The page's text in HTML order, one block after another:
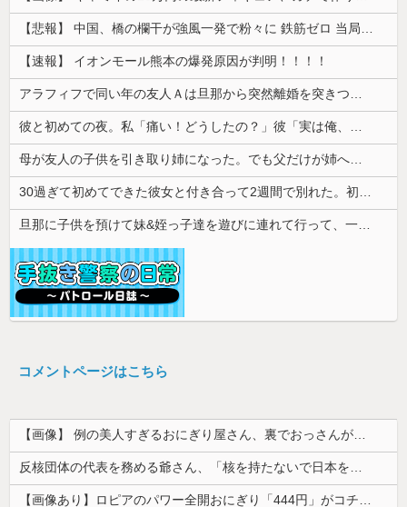
【速報】 イオンモール熊本の爆発原因が判明！！！！
コメントページはこちら
【画像】 例の美人すぎるおにぎり屋さん、裏でおっさんが握っていたｗｗｗｗｗｗｗｗｗｗｗｗｗｗｗｗｗ
反核団体の代表を務める爺さん、「核を持たないで日本を守れますか」と中学生に詰問された結果……
【画像あり】ロピアのパワー全開おにぎり「444円」がコチラｗｗｗｗｗ